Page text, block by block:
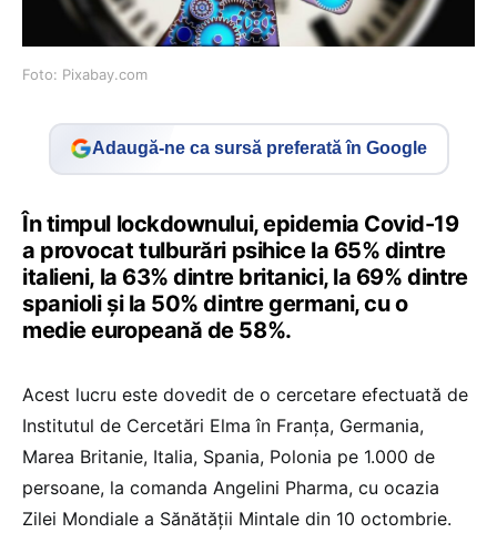
Foto: Pixabay.com
Adaugă-ne ca sursă preferată în Google
În timpul lockdownului, epidemia Covid-19
a provocat tulburări psihice la 65% dintre
italieni, la 63% dintre britanici, la 69% dintre
spanioli și la 50% dintre germani, cu o
medie europeană de 58%.
Acest lucru este dovedit de o cercetare efectuată de
Institutul de Cercetări Elma în Franța, Germania,
Marea Britanie, Italia, Spania, Polonia pe 1.000 de
persoane, la comanda Angelini Pharma, cu ocazia
Zilei Mondiale a Sănătății Mintale din 10 octombrie.